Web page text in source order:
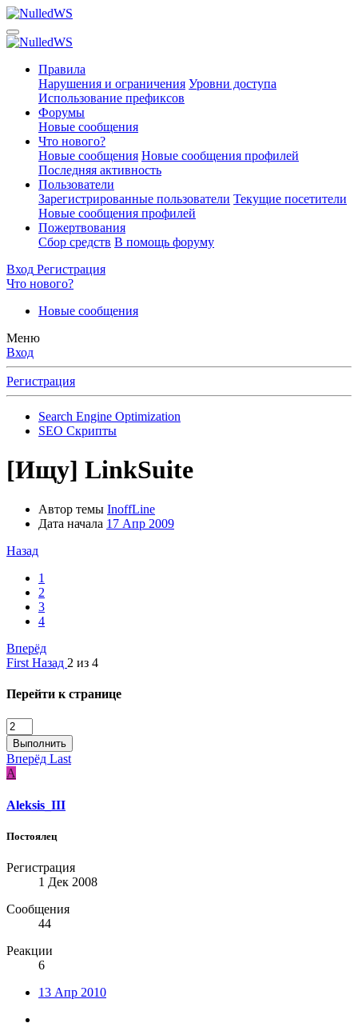
Правила
Нарушения и ограничения Уровни доступа
Использование префиксов
Форумы
Новые сообщения
Что нового?
Новые сообщения Новые сообщения профилей
Последняя активность
Пользователи
Зарегистрированные пользователи Текущие посетители
Новые сообщения профилей
Пожертвования
Сбор средств В помощь форуму
Вход Регистрация
Что нового?
Новые сообщения
Меню
Вход
Регистрация
Search Engine Optimization
SEO Скрипты
[Ищу] LinkSuite
Автор темы InoffLine
Дата начала 17 Апр 2009
Назад
1
2
3
4
Вперёд
First Назад 2 из 4
Перейти к странице
Выполнить
Вперёд Last
A
Aleksis_III
Постоялец
Регистрация
1 Дек 2008
Сообщения
44
Реакции
6
13 Апр 2010